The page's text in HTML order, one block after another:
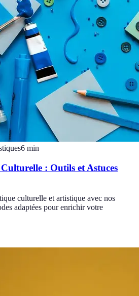
6 min
: Outils et Astuces
culturelle et artistique avec nos
adaptées pour enrichir votre